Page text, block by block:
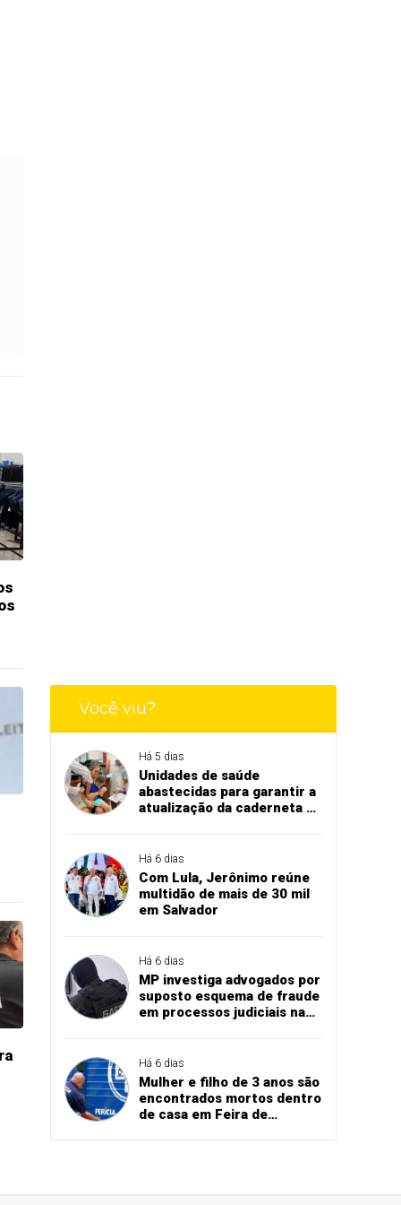
Você viu?
Há 5 dias
Unidades de saúde
abastecidas para garantir a
atualização da caderneta de
Há 6 dias
Com Lula, Jerônimo reúne
multidão de mais de 30 mil
em Salvador
Há 6 dias
MP investiga advogados por
suposto esquema de fraude
em processos judiciais na
Há 6 dias
Mulher e filho de 3 anos são
encontrados mortos dentro
de casa em Feira de